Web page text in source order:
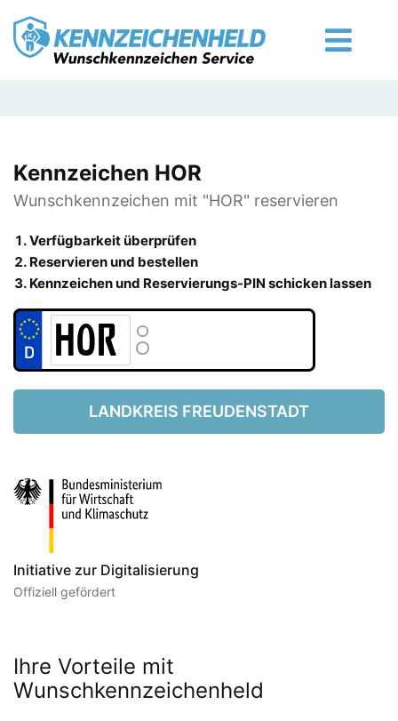
Kennzeichen HOR
Wunschkennzeichen mit "HOR" reservieren
Verfügbarkeit überprüfen
Reservieren und bestellen
Kennzeichen und Reservierungs-PIN schicken lassen
LANDKREIS FREUDENSTADT
Initiative zur Digitalisierung
Offiziell gefördert
Ihre Vorteile mit
Wunschkennzeichenheld